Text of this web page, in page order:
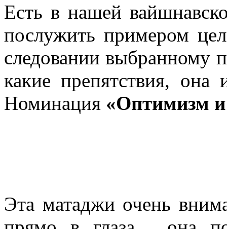
Есть в нашей
послужить примером
следовании выбранному
какие препятствия,
Номинация «Оптимизм и
Эта матаджи очень